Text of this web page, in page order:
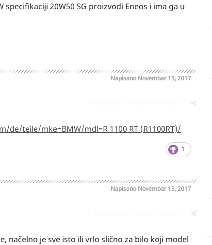
20W50 SG proizvodi Eneos i ima ga u
Napisano Novembar 15, 2017
teile/mke=BMW/mdl=R 1100 RT (R1100RT)/
1
Napisano Novembar 15, 2017
načelno je sve isto ili vrlo slično za bilo koji model